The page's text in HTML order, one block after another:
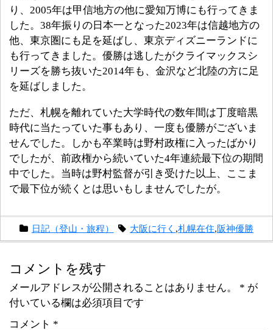
り、2005年は甲信地方の他に愛知万博にも行ってきま
した。38年振りの日本一となった2023年は信越地方の
他、東京圏にも足を延ばし、東京ディズニーランドに
も行ってきました。優勝は逃したがクライマックスシ
リーズを勝ち抜いた2014年も、金沢など北陸の方に足
を延ばしました。
ただ、札幌を離れていた大学時代の数年間は丁度暗黒
時代に当たっていた事もあり、一度も優勝がございま
せんでした。しかも卒業時は野村政権に入ったばかり
でしたが、前政権から続いていた4年連続最下位の期間
中でした。当時は野村監督が引き受けた以上、ここま
で最下位が続くとは思いもしませんでしたが。
日記（登山・旅程） 大阪に行く ,札幌在住 阪神優勝
コメントを残す
メールアドレスが公開されることはありません。 * が
付いている欄は必須項目です
コメント *